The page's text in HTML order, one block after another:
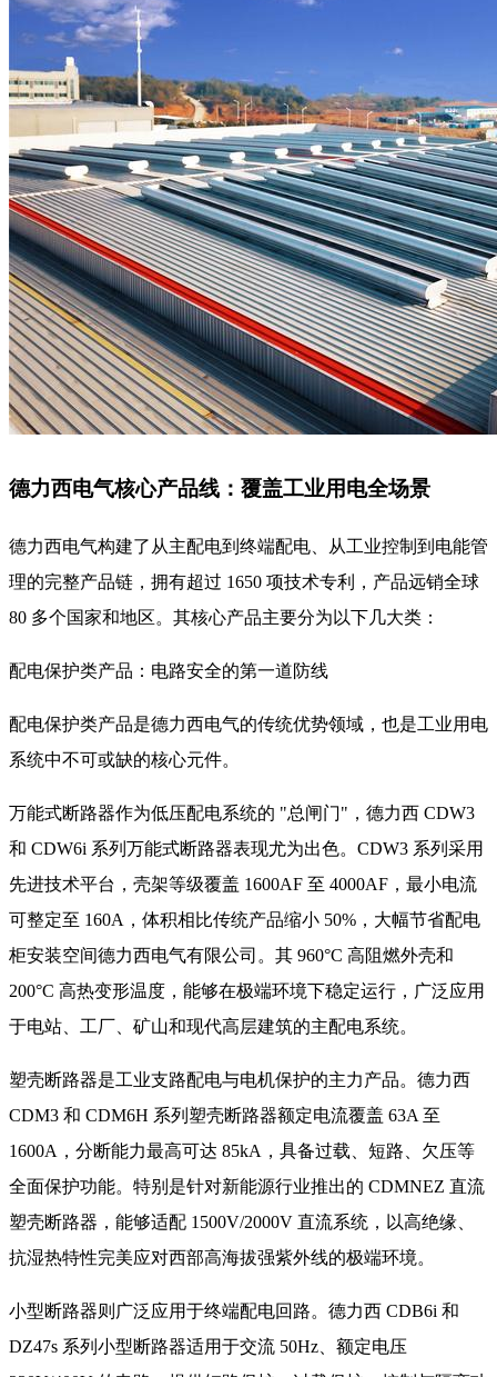
德力西电气核心产品线：覆盖工业用电全场景
德力西电气构建了从主配电到终端配电、从工业控制到电能管
理的完整产品链，拥有超过 1650 项技术专利，产品远销全球
80 多个国家和地区。其核心产品主要分为以下几大类：
配电保护类产品：电路安全的第一道防线
配电保护类产品是德力西电气的传统优势领域，也是工业用电
系统中不可或缺的核心元件。
万能式断路器作为低压配电系统的 "总闸门"，德力西 CDW3
和 CDW6i 系列万能式断路器表现尤为出色。CDW3 系列采用
先进技术平台，壳架等级覆盖 1600AF 至 4000AF，最小电流
可整定至 160A，体积相比传统产品缩小 50%，大幅节省配电
柜安装空间德力西电气有限公司。其 960°C 高阻燃外壳和
200°C 高热变形温度，能够在极端环境下稳定运行，广泛应用
于电站、工厂、矿山和现代高层建筑的主配电系统。
塑壳断路器是工业支路配电与电机保护的主力产品。德力西
CDM3 和 CDM6H 系列塑壳断路器额定电流覆盖 63A 至
1600A，分断能力最高可达 85kA，具备过载、短路、欠压等
全面保护功能。特别是针对新能源行业推出的 CDMNEZ 直流
塑壳断路器，能够适配 1500V/2000V 直流系统，以高绝缘、
抗湿热特性完美应对西部高海拔强紫外线的极端环境。
小型断路器则广泛应用于终端配电回路。德力西 CDB6i 和
DZ47s 系列小型断路器适用于交流 50Hz、额定电压